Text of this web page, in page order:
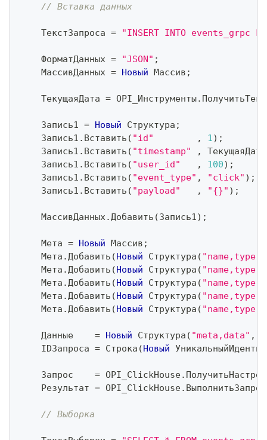
// Вставка данных
    ТекстЗапроса
= "INSERT INTO events_grpc
    ФорматДанных
= "JSON" ;
    МассивДанных
= Новый Массив ;
    ТекущаяДата
= OPI_Инструменты.
    Запись1
= Новый Структура ;
    Запись1
. Вставить ( "id" , 1) ;
    Запись1
. Вставить ( "timestamp" , ТекущаяДата
    Запись1
. Вставить ( "user_id" , 100) ;
    Запись1
. Вставить ( "event_type" , "click" ) ;
    Запись1
. Вставить ( "payload" , "{}" ) ;
    МассивДанных
.Добавить (Запись1) ;
    Мета
= Новый Массив ;
    Мета
.Добавить (Новый Структура ( "name,type"
    Мета
.Добавить (Новый Структура ( "name,type"
    Мета
.Добавить (Новый Структура ( "name,type"
    Мета
.Добавить (Новый Структура ( "name,type"
    Мета
.Добавить (Новый Структура ( "name,type"
    Данные
= Новый Структура ( "meta,data" ,
    IDЗапроса
= Строка (Новый
    Запрос
= OPI_ClickHouse.
    Результат
= OPI_ClickHouse. ВыполнитьЗапрос
// Выборка